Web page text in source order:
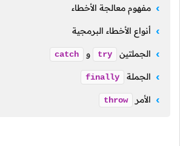
مفهوم معالجة الأخطاء
أنواع الأخطاء البرمجية
الجملتين try و catch
الجملة finally
الأمر throw